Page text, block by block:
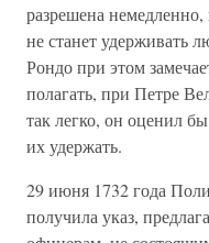
разрешена
не станет удерживать
Рондо при этом
полагать, при Петре
так легко, он оценил
их удержать.
29 июня 1732 года
получила указ,